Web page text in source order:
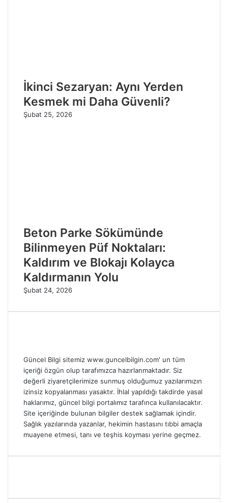
İkinci Sezaryan: Aynı Yerden
Kesmek mi Daha Güvenli?
Şubat 25, 2026
Beton Parke Sökümünde
Bilinmeyen Püf Noktaları:
Kaldırım ve Blokajı Kolayca
Kaldırmanın Yolu
Şubat 24, 2026
Güncel Bilgi sitemiz www.guncelbilgin.com' un tüm
içeriği özgün olup tarafımızca hazırlanmaktadır. Siz
değerli ziyaretçilerimize sunmuş olduğumuz yazılarımızın
izinsiz kopyalanması yasaktır. İhlal yapıldığı takdirde yasal
haklarımız, güncel bilgi portalımız tarafınca kullanılacaktır.
Site içeriğinde bulunan bilgiler destek sağlamak içindir.
Sağlık yazılarında yazanlar, hekimin hastasını tıbbi amaçla
muayene etmesi, tanı ve teşhis koyması yerine geçmez.